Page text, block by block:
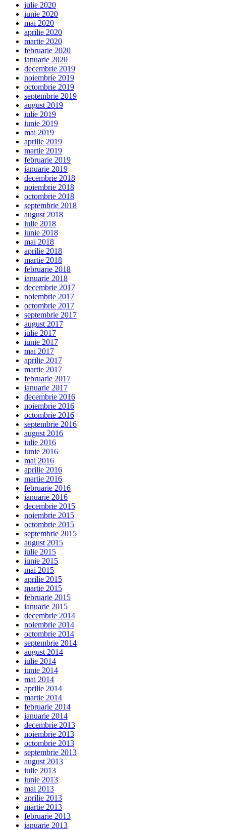
iulie 2020
iunie 2020
mai 2020
aprilie 2020
martie 2020
februarie 2020
ianuarie 2020
decembrie 2019
noiembrie 2019
octombrie 2019
septembrie 2019
august 2019
iulie 2019
iunie 2019
mai 2019
aprilie 2019
martie 2019
februarie 2019
ianuarie 2019
decembrie 2018
noiembrie 2018
octombrie 2018
septembrie 2018
august 2018
iulie 2018
iunie 2018
mai 2018
aprilie 2018
martie 2018
februarie 2018
ianuarie 2018
decembrie 2017
noiembrie 2017
octombrie 2017
septembrie 2017
august 2017
iulie 2017
iunie 2017
mai 2017
aprilie 2017
martie 2017
februarie 2017
ianuarie 2017
decembrie 2016
noiembrie 2016
octombrie 2016
septembrie 2016
august 2016
iulie 2016
iunie 2016
mai 2016
aprilie 2016
martie 2016
februarie 2016
ianuarie 2016
decembrie 2015
noiembrie 2015
octombrie 2015
septembrie 2015
august 2015
iulie 2015
iunie 2015
mai 2015
aprilie 2015
martie 2015
februarie 2015
ianuarie 2015
decembrie 2014
noiembrie 2014
octombrie 2014
septembrie 2014
august 2014
iulie 2014
iunie 2014
mai 2014
aprilie 2014
martie 2014
februarie 2014
ianuarie 2014
decembrie 2013
noiembrie 2013
octombrie 2013
septembrie 2013
august 2013
iulie 2013
iunie 2013
mai 2013
aprilie 2013
martie 2013
februarie 2013
ianuarie 2013